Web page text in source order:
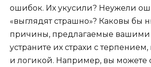
ошибок. Их укусили? Неужели
«выглядят страшно»? Каковы бы
причины, предлагаемые вашими
устраните их страхи с
и логикой. Например, вы можете